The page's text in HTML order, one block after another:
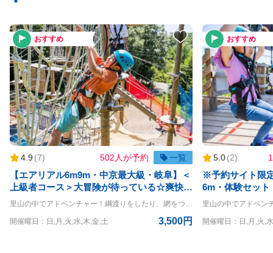
おすすめ
4.9 (7) 502人が予約 一覧
【エアリアル6m9m・中京最大級・岐阜】＜
上級者コース＞大冒険が待っている☆爽快と
スリル満点なアクティビティコース！
里山の中でアドベンチャー！綱渡りをしたり、網をつたったり、スリル満点の空中大冒険！ エアリアル6m&9m体験コースです。 おひとりさまはもちろん、団体様も参加OK！お待ちしております ◇コースの詳細◇ 高さ：6m&9m ◇利用条件◇ 小学生以上 体重30kg~120kg 身長120cm以上 ※140cm以下は同伴者が必要（同伴者も有料） ＝＝＝＝ 〇PANZAぎふ清流里山公園 PANZAぎふ清流里山公園は、自然豊かな里山の景観を楽しめるアウトドア施設です。 広大な公園内には、木々に囲まれた冒険アスレチック「MegaZIP」「Aerial」「SkyJAM」があり、子供から大人まで楽しめるアクティビティが満載です。 高所アスレチックやジップラインなど、スリル満点のチャレンジが待っており、初心者から上級者まで幅広く楽しめます。 家族や友人と一緒に、都会の喧騒を離れてアクティブに過ごす一日を満喫できる、岐阜県の魅力を堪能できるスポットです。
開催曜日：日,月,火,水,木,金,土 3,500円
おすすめ
5.0(2)
※予約サイト限
6m・体験セッ
心者コース＞大
開催曜日：日,月,火,